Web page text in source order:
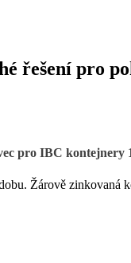
řešení pro
pro IBC
Žárově